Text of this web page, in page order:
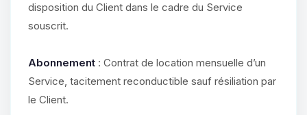
disposition du Client dans le cadre du Service
souscrit.
Abonnement : Contrat de location mensuelle d’un
Service, tacitement reconductible sauf résiliation par
le Client.